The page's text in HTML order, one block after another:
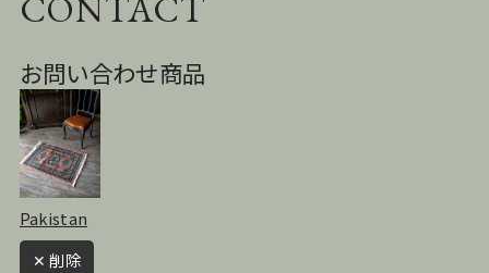
お問い合わせ商品
Pakistan
✕ 削除